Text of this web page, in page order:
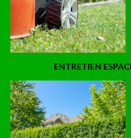
ENTRETIEN